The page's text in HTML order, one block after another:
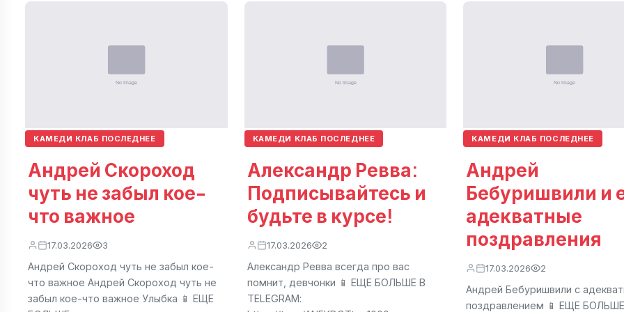
КАМЕДИ КЛАБ ПОСЛЕДНЕЕ
Андрей Скороход
чуть не забыл кое-
что важное
17.03.2026 3
Андрей Скороход чуть не забыл кое-
что важное Андрей Скороход чуть не
забыл кое-что важное Улыбка 📱 ЕЩЕ
КАМЕДИ КЛАБ ПОСЛЕДНЕЕ
Александр Ревва:
Подписывайтесь и
будьте в курсе!
17.03.2026 2
Александр Ревва всегда про вас
помнит, девчонки 📱 ЕЩЕ БОЛЬШЕ В
TELEGRAM:
КАМЕДИ КЛАБ ПОСЛЕДНЕЕ
Андрей
Бебуришвили и
адекватные
поздравления
17.03.2026 2
Андрей Бебуришвили с
поздравлением 📱 ЕЩЕ